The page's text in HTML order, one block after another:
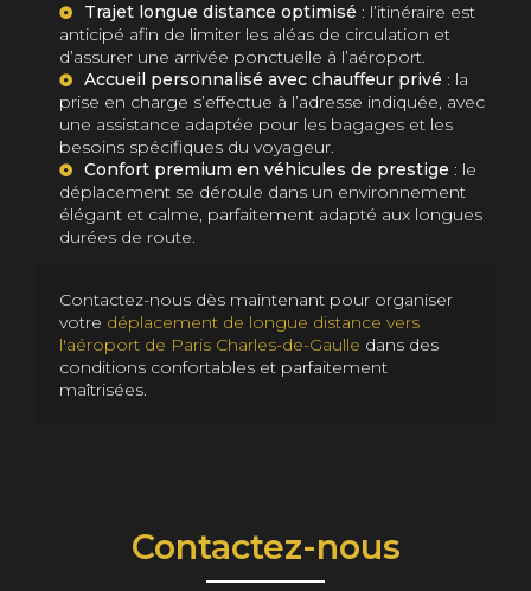
Trajet longue distance optimisé : l’itinéraire est
anticipé afin de limiter les aléas de circulation et
d’assurer une arrivée ponctuelle à l’aéroport.
Accueil personnalisé avec chauffeur privé : la
prise en charge s’effectue à l’adresse indiquée, avec
une assistance adaptée pour les bagages et les
besoins spécifiques du voyageur.
Confort premium en véhicules de prestige : le
déplacement se déroule dans un environnement
élégant et calme, parfaitement adapté aux longues
durées de route.
Contactez-nous dès maintenant pour organiser
votre déplacement de longue distance vers
l'aéroport de Paris Charles-de-Gaulle dans des
conditions confortables et parfaitement
maîtrisées.
Contactez-nous